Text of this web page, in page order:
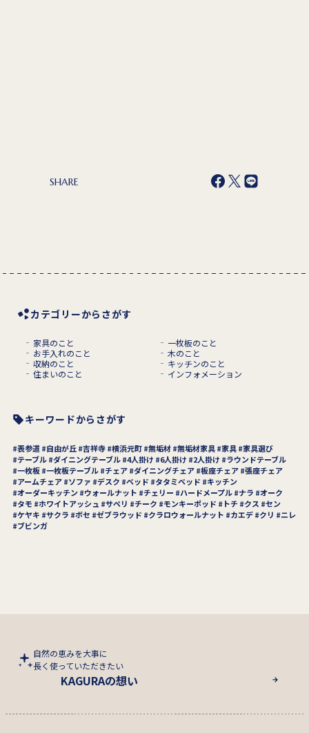
SHARE
カテゴリーからさがす
家具のこと
一枚板のこと
お手入れのこと
木のこと
収納のこと
キッチンのこと
住まいのこと
インフォメーション
キーワードからさがす
表参道 自由が丘 吉祥寺 横浜元町 無垢材 無垢材家具 家具
家具選び
テーブル ダイニングテーブル 4人掛け 6人掛け 2人掛け
ラウンドテーブル
一枚板 一枚板テーブル チェア ダイニングチェア 板座チェア 張座チェア
アームチェア
ソファ デスク ベッド タタミベッド
キッチン
オーダーキッチン
ウォールナット チェリー ハードメープル ナラ
オーク
タモ
ホワイトアッシュ サペリ チーク モンキーポッド トチ クス
セン
ケヤキ
サクラ ボセ ゼブラウッド クラロウォールナット カエデ クリ
ニレ
ブビンガ
自然の恵みを大事に
長く使っていただきたい
KAGURAの想い